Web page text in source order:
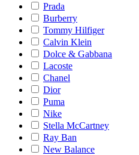
Prada
Burberry
Tommy Hilfiger
Calvin Klein
Dolce & Gabbana
Lacoste
Chanel
Dior
Puma
Nike
Stella McCartney
Ray Ban
New Balance